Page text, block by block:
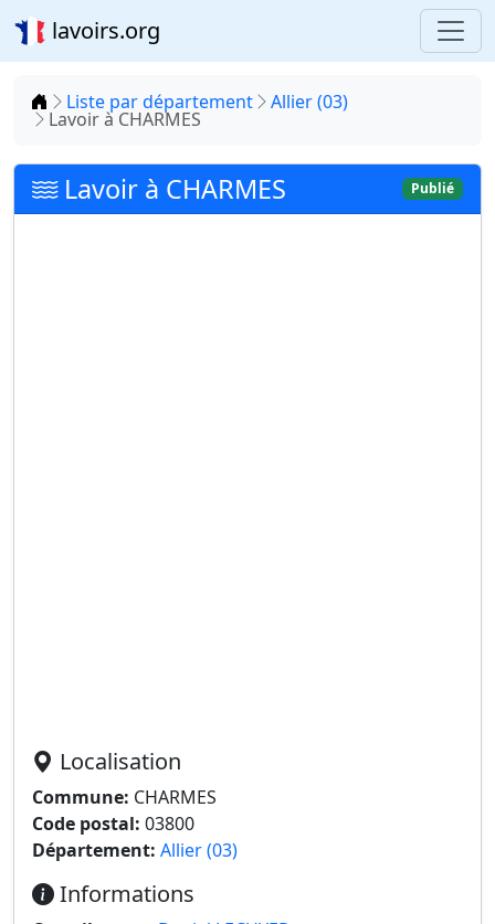
lavoirs.org
Accueil
Liste par département Allier (03)
Lavoir à CHARMES
Lavoir à CHARMES Publié
Localisation
Commune: CHARMES
Code postal: 03800
Département: Allier (03)
Informations